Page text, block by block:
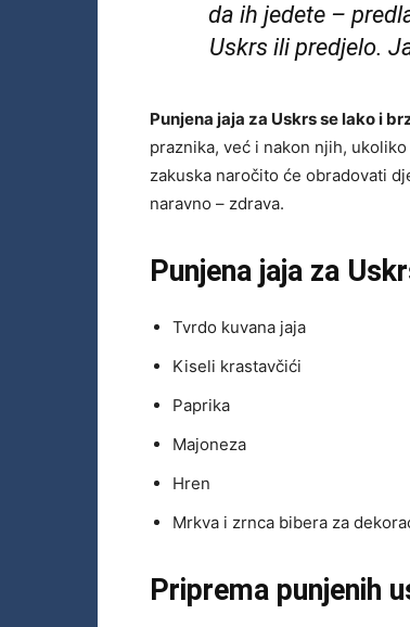
da ih jedete –
Uskrs ili predjelo.
Punjena jaja za Uskrs se lako i
praznika, već i nakon njih,
zakuska naročito će obradovati
naravno – zdrava.
Punjena jaja za
Tvrdo kuvana jaja
Kiseli krastavčići
Paprika
Majoneza
Hren
Mrkva i zrnca bibera za
Priprema punjenih